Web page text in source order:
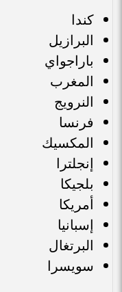
كندا
البرازيل
باراجواي
المغرب
النرويج
فرنسا
المكسيك
إنجلترا
بلجيكا
أمريكا
إسبانيا
البرتغال
سويسرا